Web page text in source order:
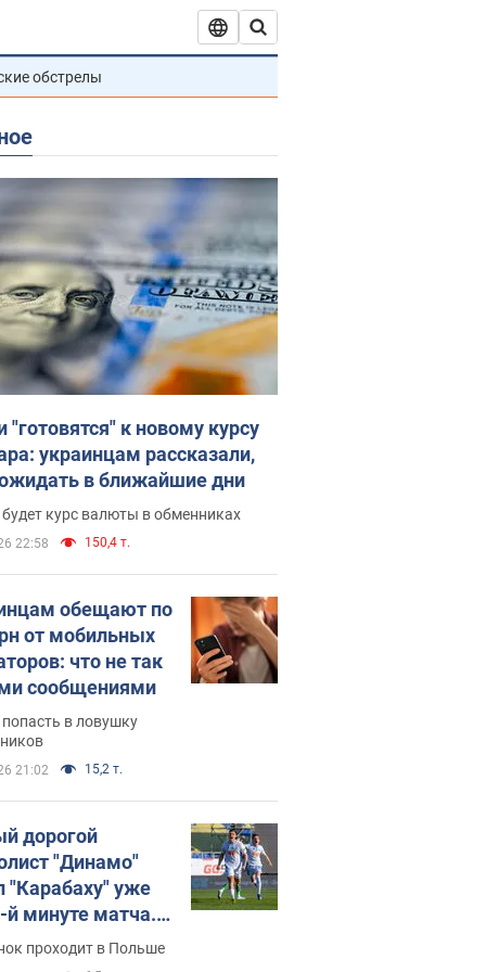
обстрелы
"готовятся" к новому курсу
украинцам рассказали,
в ближайшие дни
курс валюты в обменниках
22:58 150,4 т.
обещают по
от мобильных
что не так
сообщениями
попасть в ловушку
21:02 15,2 т.
дорогой
"Динамо"
"Карабаху" уже
й минуте матча.
проходит в Польше